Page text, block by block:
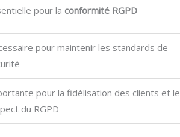
pour laconformité RGPD
pour maintenir les standards de
pour la fidélisation des clients et le
du RGPD